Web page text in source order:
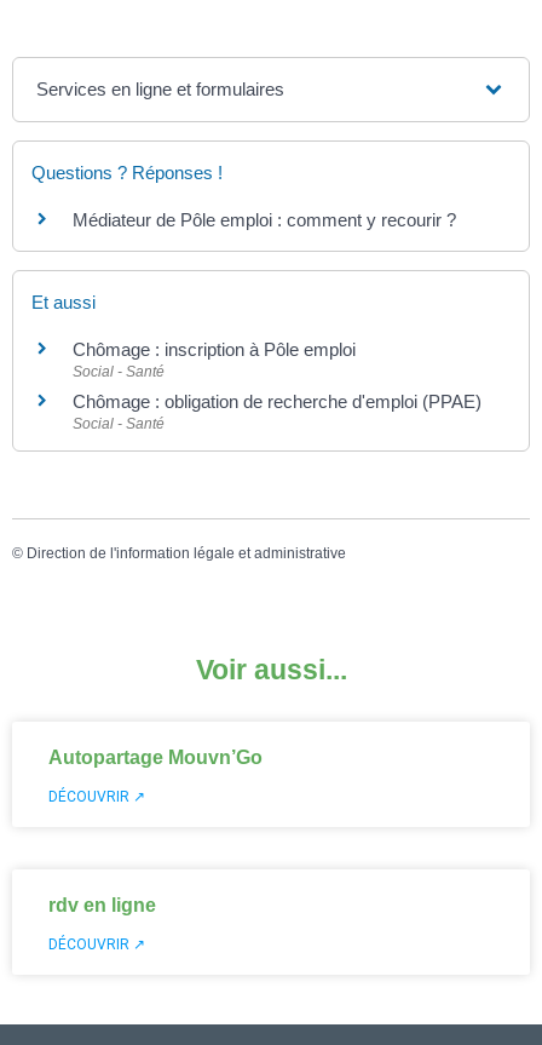
Services en ligne et formulaires
Questions ? Réponses !
Médiateur de Pôle emploi : comment y recourir ?
Et aussi
Chômage : inscription à Pôle emploi
Social - Santé
Chômage : obligation de recherche d'emploi (PPAE)
Social - Santé
© Direction de l'information légale et administrative
Voir aussi...
Autopartage Mouvn’Go
DÉCOUVRIR ↗
rdv en ligne
DÉCOUVRIR ↗